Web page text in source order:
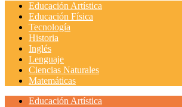
Educación Artística
Educación Física
Tecnología
Historia
Inglés
Lenguaje
Ciencias Naturales
Matemáticas
Educación Artística